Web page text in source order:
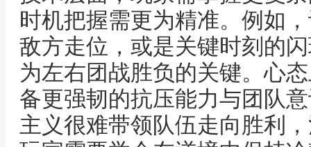
时机把握需更为精准。例如
敌方走位，或是关键时刻的
为左右团战胜负的关键。心
备更强韧的抗压能力与团队
主义很难带领队伍走向胜利